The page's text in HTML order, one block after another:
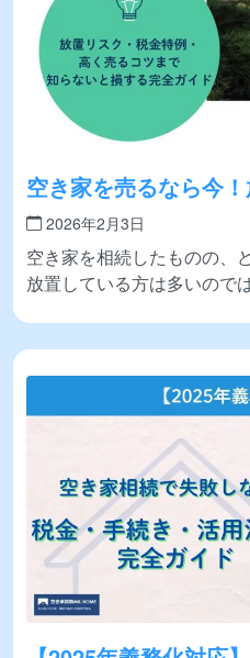
空き家を売るなら今
例・高く売るコツまで
ガイド
2026年2月3日
空き家を相続したものの、
放置している方は多いので